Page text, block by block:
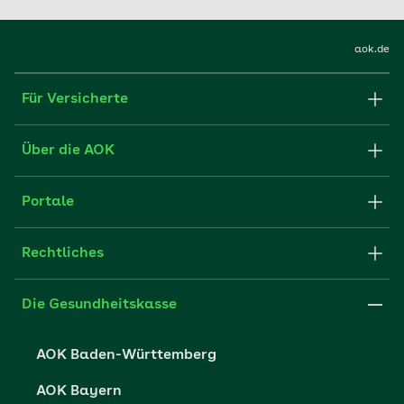
aok.de
Für Versicherte
Formulare und Anträge
FAQ
Über die AOK
Struktur & Verwaltung
Partner der AOK
Portale
Fachportal für Arbeitgeber
Presse- und Politikportal
Vertriebspartner-Service
Rechtliches
Impressum
Die Gesundheitskasse
AOK Baden-Württemberg
AOK Bayern